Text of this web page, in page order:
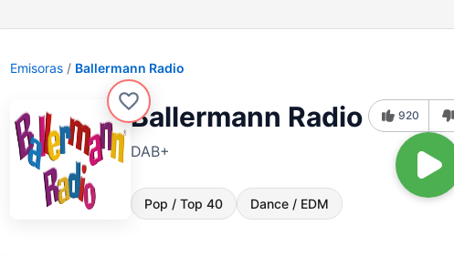
Emisoras Ballermann Radio
Ballermann Radio
DAB+
Pop / Top 40 Dance / EDM
920